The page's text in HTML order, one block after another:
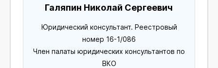
Галяпин Николай Сергеевич
Юридический консультант. Реестровый
номер 16-1/086
Член палаты юридических консультантов по
ВКО